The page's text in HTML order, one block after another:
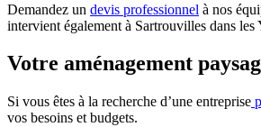
Demandez un devis professionnel à nos
intervient également à Sartrouvilles dans les
Votre aménagement
Si vous êtes à la recherche d’une entreprise
vos besoins et budgets.